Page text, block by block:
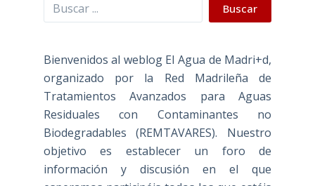
Buscar
Bienvenidos al weblog El Agua de Madri+d,
organizado por la Red Madrileña de
Tratamientos Avanzados para Aguas
Residuales con Contaminantes no
Biodegradables (REMTAVARES). Nuestro
objetivo es establecer un foro de
información y discusión en el que